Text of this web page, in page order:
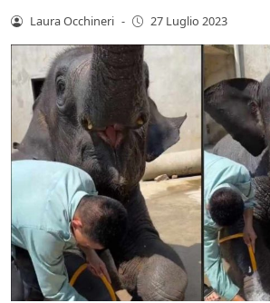
Laura Occhineri - 27 Luglio 2023